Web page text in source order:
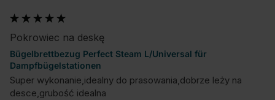
Pokrowiec na deskę
Bügelbrettbezug Perfect Steam L/Universal für
Dampfbügelstationen
Super wykonanie,idealny do prasowania,dobrze leży na
desce,grubość idealna